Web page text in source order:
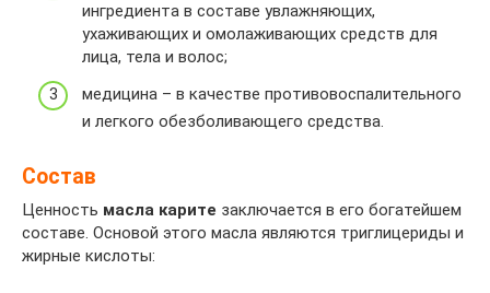
ингредиента в составе увлажняющих,
ухаживающих и омолаживающих средств для
лица, тела и волос;
медицина – в качестве противовоспалительного
и легкого обезболивающего средства.
Состав
Ценность масла карите заключается в его богатейшем
составе. Основой этого масла являются триглицериды и
жирные кислоты: